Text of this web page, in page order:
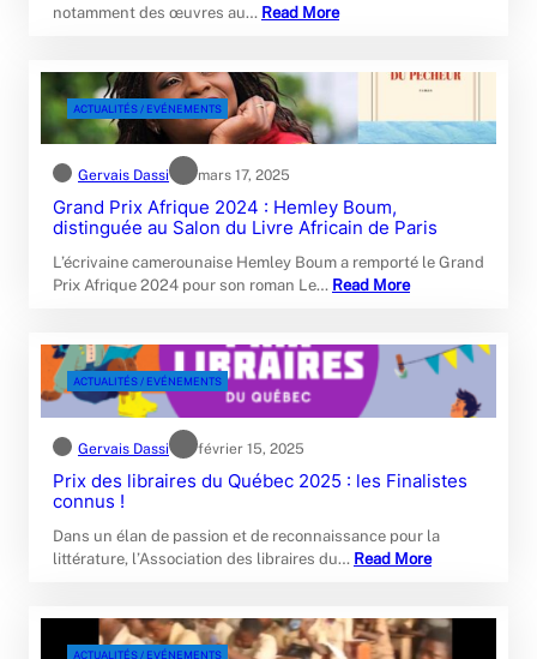
notamment des œuvres au… Read More
ACTUALITÉS / EVÉNEMENTS
Gervais Dassi mars 17, 2025
Grand Prix Afrique 2024 : Hemley Boum,
distinguée au Salon du Livre Africain de Paris
L’écrivaine camerounaise Hemley Boum a remporté le Grand
Prix Afrique 2024 pour son roman Le… Read More
ACTUALITÉS / EVÉNEMENTS
Gervais Dassi février 15, 2025
Prix des libraires du Québec 2025 : les Finalistes
connus !
Dans un élan de passion et de reconnaissance pour la
littérature, l’Association des libraires du… Read More
ACTUALITÉS / EVÉNEMENTS